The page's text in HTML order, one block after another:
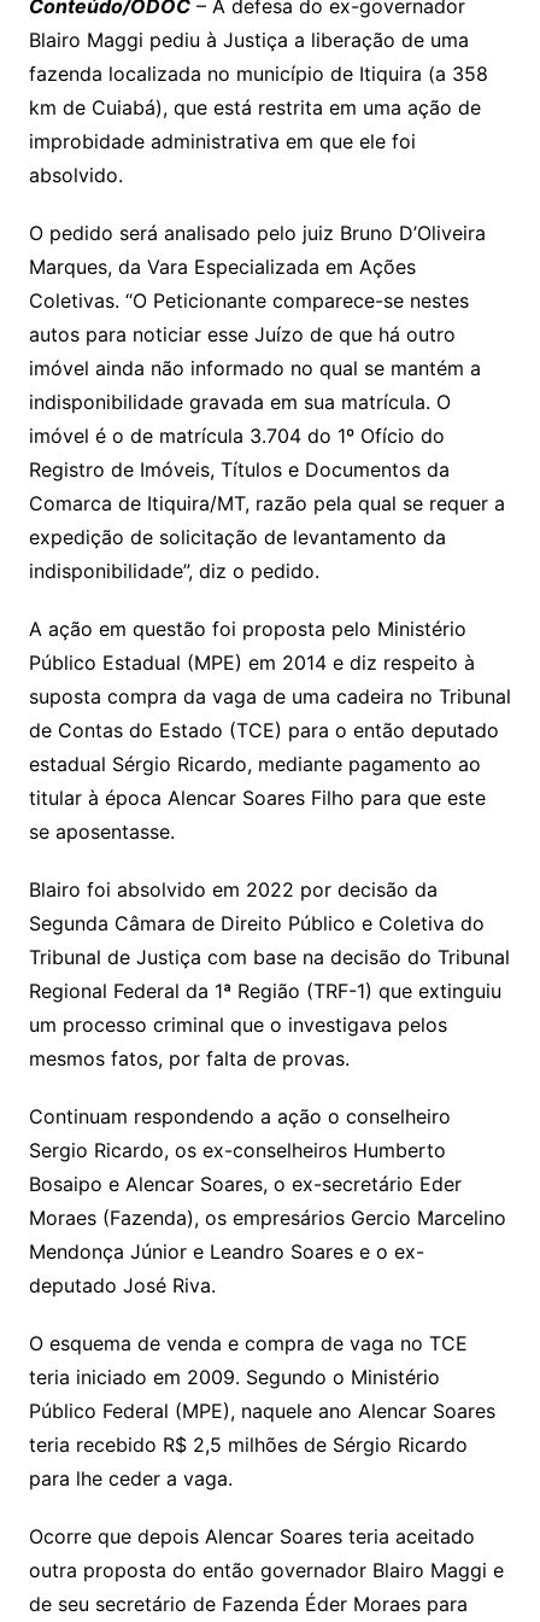
y
Li
n
k
s
A
p
p
gr
a
m
e
dI
n
l
gl
e
Cl
a
o
m
s
s
a
g
e
lo
o
k.
c
o
y
p
e
h
o
o
M
e
a
d
s
ai
l
ar
e
Conteúdo/ODOC– A defesa do ex-governador
Blairo Maggi pediu à Justiça a liberação de uma
fazenda localizada no município de Itiquira (a 358
km de Cuiabá), que está restrita em uma ação de
improbidade administrativa em que ele foi
absolvido.
O pedido será analisado pelo juiz Bruno D’Oliveira
Marques, da Vara Especializada em Ações
Coletivas. “O Peticionante comparece-se nestes
autos para noticiar esse Juízo de que há outro
imóvel ainda não informado no qual se mantém a
indisponibilidade gravada em sua matrícula. O
imóvel é o de matrícula 3.704 do 1º Ofício do
Registro de Imóveis, Títulos e Documentos da
Comarca de Itiquira/MT, razão pela qual se requer a
expedição de solicitação de levantamento da
indisponibilidade”, diz o pedido.
A ação em questão foi proposta pelo Ministério
Público Estadual (MPE) em 2014 e diz respeito à
suposta compra da vaga de uma cadeira no Tribunal
de Contas do Estado (TCE) para o então deputado
estadual Sérgio Ricardo, mediante pagamento ao
titular à época Alencar Soares Filho para que este
se aposentasse.
Blairo foi absolvido em 2022 por decisão da
Segunda Câmara de Direito Público e Coletiva do
Tribunal de Justiça com base na decisão do Tribunal
Regional Federal da 1ª Região (TRF-1) que extinguiu
um processo criminal que o investigava pelos
mesmos fatos, por falta de provas.
Continuam respondendo a ação o conselheiro
Sergio Ricardo, os ex-conselheiros Humberto
Bosaipo e Alencar Soares, o ex-secretário Eder
Moraes (Fazenda), os empresários Gercio Marcelino
Mendonça Júnior e Leandro Soares e o ex-
deputado José Riva.
O esquema de venda e compra de vaga no TCE
teria iniciado em 2009. Segundo o Ministério
Público Federal (MPE), naquele ano Alencar Soares
teria recebido R$ 2,5 milhões de Sérgio Ricardo
para lhe ceder a vaga.
Ocorre que depois Alencar Soares teria aceitado
outra proposta do então governador Blairo Maggi e
de seu secretário de Fazenda Éder Moraes para